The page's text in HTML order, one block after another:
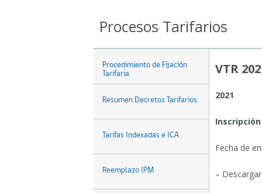
Procesos Tarifarios
Procedimiento de Fijación
Tarifaria
Resumen Decretos Tarifarios
Tarifas Indexadas e ICA
Reemplazo IPM
VTR
2021
Fecha de
–